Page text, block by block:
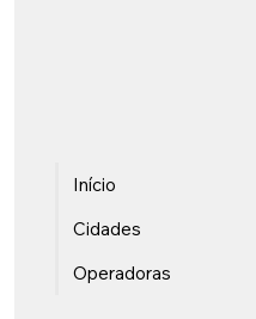
Início
Cidades
Operadoras